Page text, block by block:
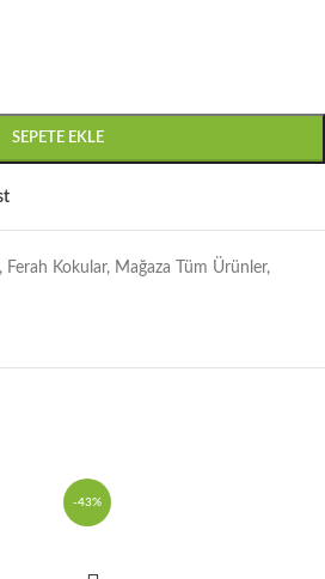
SEPETE EKLE
, Ferah Kokular, Mağaza Tüm Ürünler,
-43%